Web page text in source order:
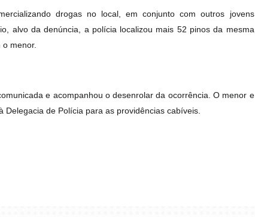
drogas no local, em conjunto com outros jovens
alvo da denúncia, a polícia localizou mais 52 pinos da mesma
o menor.
e acompanhou o desenrolar da ocorrência. O menor e
de Polícia para as providências cabíveis.